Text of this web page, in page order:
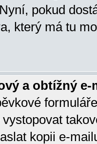
pokud
který má tu
a obtížný
kopii e-